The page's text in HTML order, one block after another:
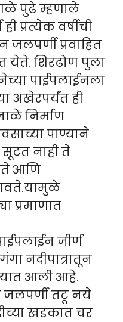
पुढे म्हणाले
प्रत्येक वर्षीची
प्रवाहित
येते. शिरढोण पुला
पाईपलाईनला
अखेरपर्यंत ही
निर्माण
पाण्याने
नाही ते
आणि
प्रमाणात
जीर्ण
नदीपात्रातून
आली आहे.
जलपर्णी तटू नये
खडकात चर